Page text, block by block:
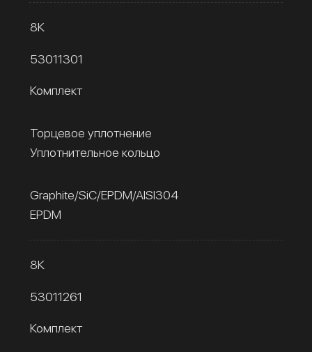
8К
53011301
Комплект
Торцевое уплотнение
Уплотнительное кольцо
Graphite/SiC/EPDM/AISI304
EPDM
8К
53011261
Комплект